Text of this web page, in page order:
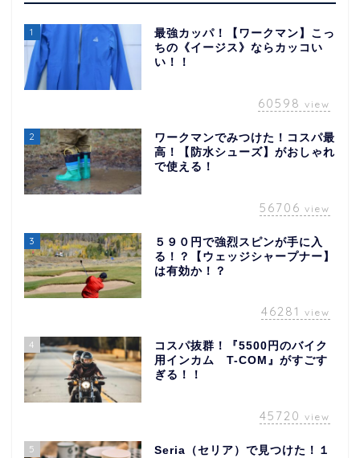
1
最強カッパ！【ワークマン】こっ
ちの《イージス》ならカッコい
い！！
60598 view
2
ワークマンでみつけた！コスパ最
高！【防水シューズ】がおしゃれ
で使える！
56706 view
3
５９０円で強烈スピンが手に入
る！？【ウェッジシャープナー】
は有効か！？
46281 view
4
コスパ抜群！『5500円のバイク
用インカム T-COM』がすごす
ぎる！！
45720 view
5
Seria（セリア）で見つけた！１